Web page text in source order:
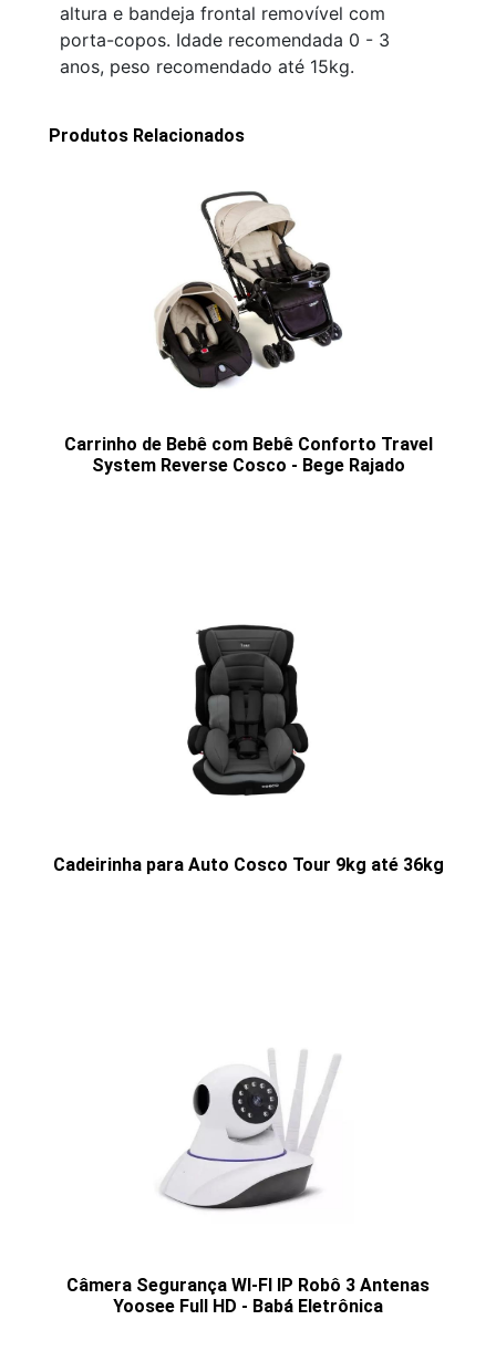
altura e bandeja frontal removível com
porta-copos. Idade recomendada ‎0 - 3
anos, peso recomendado até 15kg.
Produtos Relacionados
Carrinho de Bebê com Bebê Conforto Travel
System Reverse Cosco - Bege Rajado
Cadeirinha para Auto Cosco Tour 9kg até 36kg
Câmera Segurança WI-FI IP Robô 3 Antenas
Yoosee Full HD - Babá Eletrônica